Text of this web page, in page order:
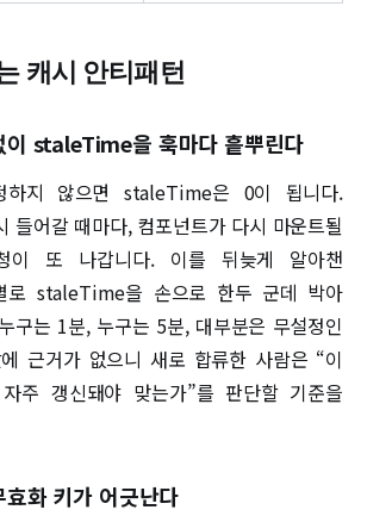
캐시 안티패턴
staleTime을 훅마다 흩뿌린다
하지 않으면 staleTime은 0이 됩니다.
들어갈 때마다, 컴포넌트가 다시 마운트될
이 또 나갑니다. 이를 뒤늦게 알아챈
로 staleTime을 손으로 한두 군데 박아
구는 1분, 누구는 5분, 대부분은 무설정인
근거가 없으니 새로 합류한 사람은 “이
주 갱신돼야 맞는가”를 판단할 기준을
화 키가 어긋난다